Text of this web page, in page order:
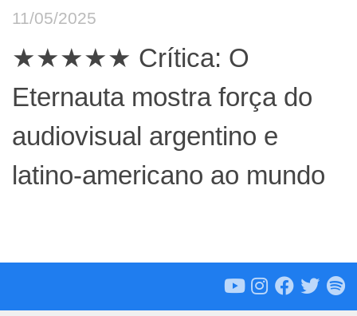
11/05/2025
★★★★★ Crítica: O
Eternauta mostra força do
audiovisual argentino e
latino-americano ao mundo